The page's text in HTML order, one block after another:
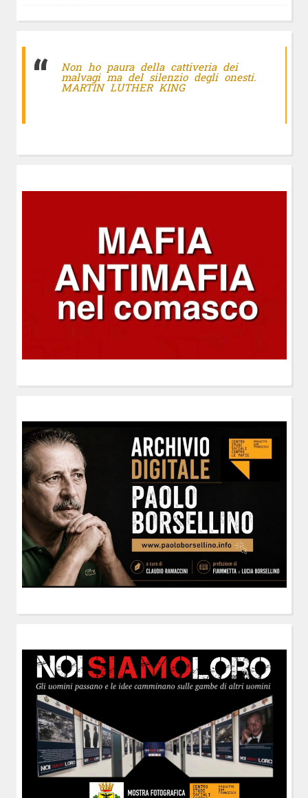
Non ho paura della cattiveria dei
malvagi ma del silenzio degli onesti.
MARTIN LUTHER KING